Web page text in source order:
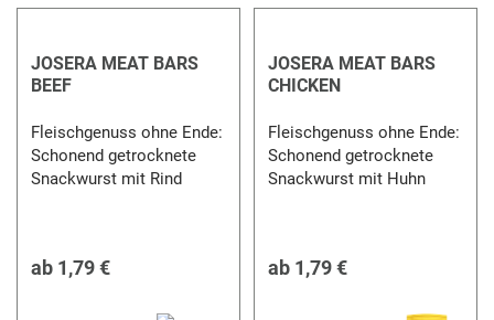
JOSERA MEAT BARS
BEEF
Fleischgenuss ohne Ende:
Schonend getrocknete
Snackwurst mit Rind
ab 1,79 €
JOSERA MEAT BARS
CHICKEN
Fleischgenuss ohne Ende:
Schonend getrocknete
Snackwurst mit Huhn
ab 1,79 €